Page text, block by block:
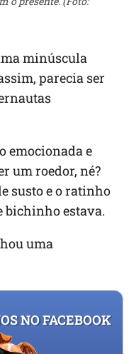
minúscula
parecia ser
emocionada e
um roedor, né?
susto e o ratinho
bichinho estava.
uma
NO FACEBOOK